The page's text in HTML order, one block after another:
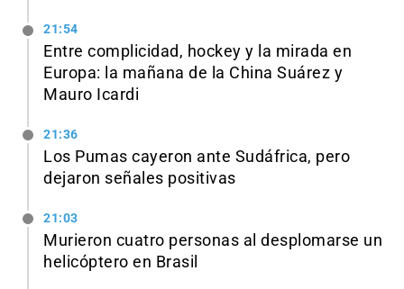
21:54
Entre complicidad, hockey y la mirada en
Europa: la mañana de la China Suárez y
Mauro Icardi
21:36
Los Pumas cayeron ante Sudáfrica, pero
dejaron señales positivas
21:03
Murieron cuatro personas al desplomarse un
helicóptero en Brasil